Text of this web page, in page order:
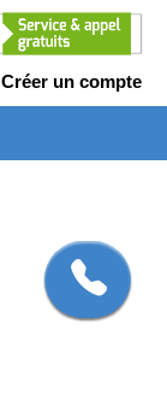
Créer un compte